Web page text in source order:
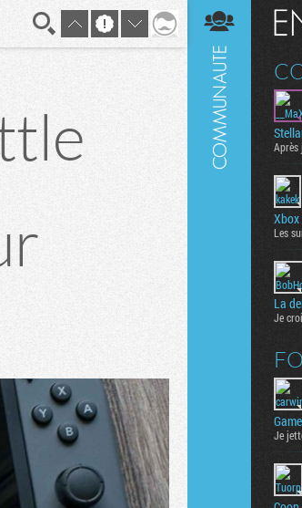
En direct Digest
Après
Xbox
Les
La
Je
Je